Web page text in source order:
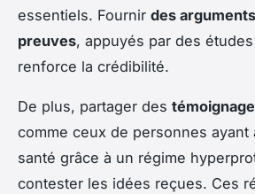
essentiels. Fournir des
preuves, appuyés par des
renforce la crédibilité.
De plus, partager des
comme ceux de personnes ayant
santé grâce à un régime
contester les idées reçues. Ces